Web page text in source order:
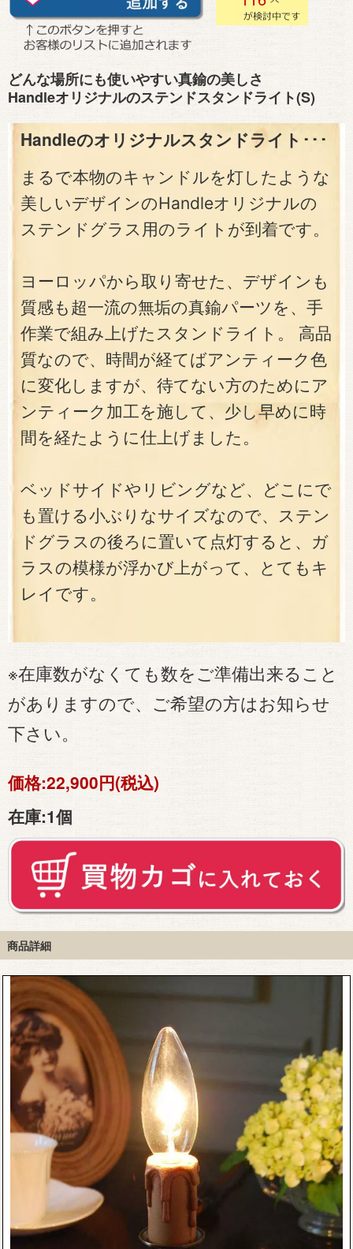
どんな場所にも使いやすい真鍮の美しさ
Handleオリジナルのステンドスタンドライト(S)
Handleのオリジナルスタンドライト･･･
まるで本物のキャンドルを灯したような
美しいデザインのHandleオリジナルの
ステンドグラス用のライトが到着です。
ヨーロッパから取り寄せた、デザインも
質感も超一流の無垢の真鍮パーツを、手
作業で組み上げたスタンドライト。 高品
質なので、時間が経てばアンティーク色
に変化しますが、待てない方のためにア
ンティーク加工を施して、少し早めに時
間を経たように仕上げました。
ベッドサイドやリビングなど、どこにで
も置ける小ぶりなサイズなので、ステン
ドグラスの後ろに置いて点灯すると、ガ
ラスの模様が浮かび上がって、とてもキ
レイです。
※在庫数がなくても数をご準備出来ること
がありますので、ご希望の方はお知らせ
下さい。
価格:22,900円(税込)
在庫:1個
商品詳細